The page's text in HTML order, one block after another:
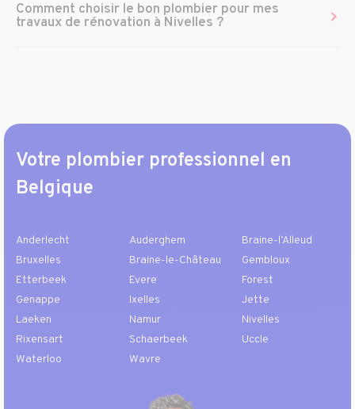
Comment choisir le bon plombier pour mes
travaux de rénovation à Nivelles ?
Votre plombier professionnel en
Belgique
Anderlecht Auderghem
Braine-l’Alleud
Bruxelles
Braine-le-Château
Gembloux
Etterbeek
Evere
Forest
Genappe
Ixelles
Jette
Laeken
Namur
Nivelles
Rixensart
Schaerbeek
Uccle
Waterloo
Wavre